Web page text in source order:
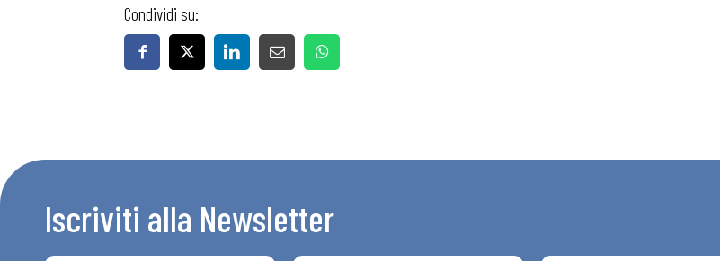
Condividi su:
Iscriviti alla Newsletter